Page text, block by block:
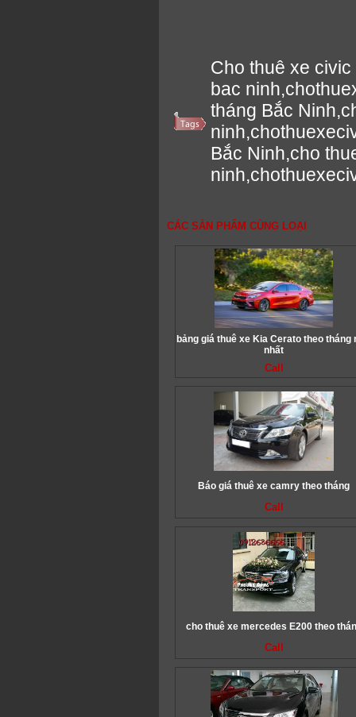
Cho thuê xe
bac
tháng Bắc
Bắc Ninh,cho
CÁC SẢN PHẨM CÙNG LOẠI
bảng giá thuê xe Kia Cerato theo tháng
nhất
Call
Báo giá thuê xe camry theo tháng
Call
cho thuê xe mercedes E200 theo
Call